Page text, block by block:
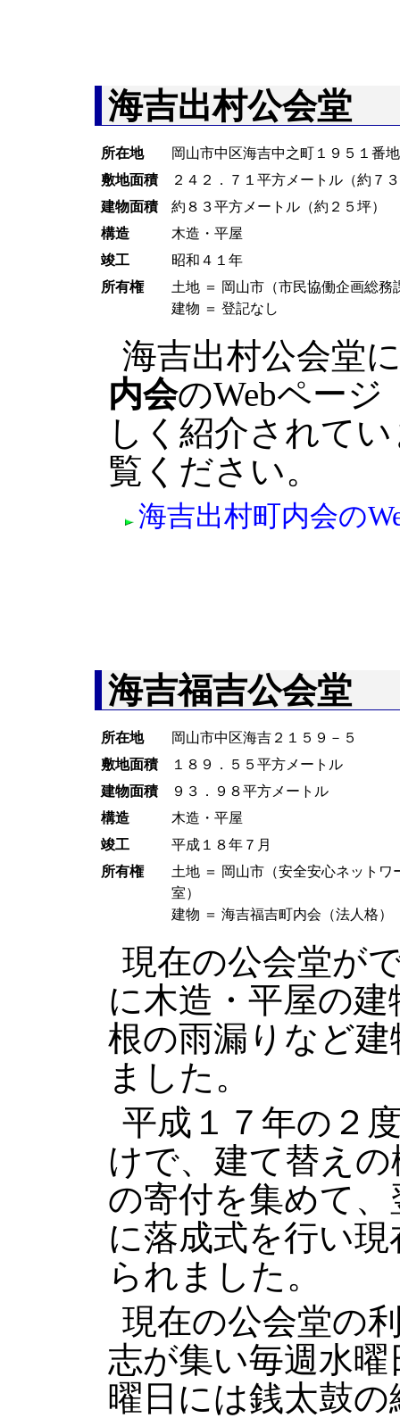
海吉出村公会堂
所在地
岡山市中区海吉中之町１９５１番地
敷地面積
２４２．７１平方メートル（約７
建物面積
約８３平方メートル（約２５坪）
構造
木造・平屋
竣工
昭和４１年
所有権
土地 ＝ 岡山市（市民協働企画総務
建物 ＝ 登記なし
海吉出村公会堂
内会のWebページ
しく紹介されて
覧ください。
海吉出村町内会の
海吉福吉公会堂
所在地
岡山市中区海吉２１５９－５
敷地面積
１８９．５５平方メートル
建物面積
９３．９８平方メートル
構造
木造・平屋
竣工
平成１８年７月
所有権
土地 ＝ 岡山市（安全安心ネットワ
室）
建物 ＝ 海吉福吉町内会（法人格）
現在の公会堂が
に木造・平屋の
根の雨漏りなど
ました。
平成１７年の２
けで、建て替え
の寄付を集めて
に落成式を行い
られました。
現在の公会堂の
志が集い毎週水
曜日には銭太鼓